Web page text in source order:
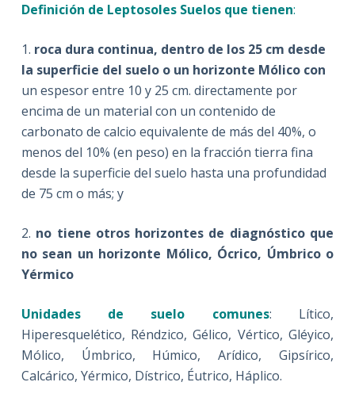
Definición de Leptosoles Suelos que tienen:
1. roca dura continua, dentro de los 25 cm desde
la superficie del suelo o un horizonte Mólico con
un espesor entre 10 y 25 cm. directamente por
encima de un material con un contenido de
carbonato de calcio equivalente de más del 40%, o
menos del 10% (en peso) en la fracción tierra fina
desde la superficie del suelo hasta una profundidad
de 75 cm o más; y
2. no tiene otros horizontes de diagnóstico que
no sean un horizonte Mólico, Ócrico, Úmbrico o
Yérmico
Unidades de suelo comunes: Lítico,
Hiperesquelético, Réndzico, Gélico, Vértico, Gléyico,
Mólico, Úmbrico, Húmico, Arídico, Gipsírico,
Calcárico, Yérmico, Dístrico, Éutrico, Háplico.